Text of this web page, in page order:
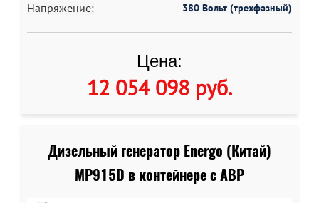
Напряжение: 380 Вольт (трехфазный)
Цена:
12 054 098 руб.
Дизельный генератор Energo (Китай)
MP915D в контейнере c АВР